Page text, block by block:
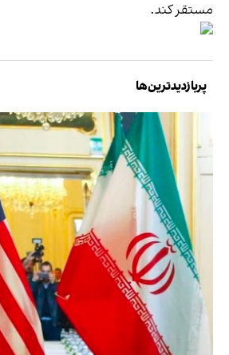
مستقر کند.
پربازدیدترین‌ها